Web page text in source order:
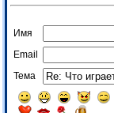
Имя
Email
Тема